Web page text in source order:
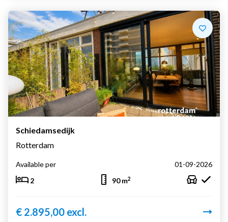
Schiedamsedijk
Rotterdam
Available per
01-09-2026
2
90 m2
€ 2.895,00 excl.